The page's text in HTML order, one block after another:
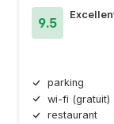
9.5
parking
wi-fi (gratuit)
restaurant